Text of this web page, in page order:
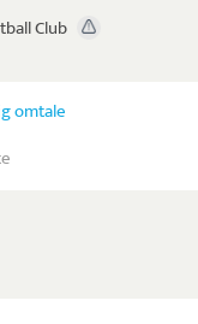
Club
omtale